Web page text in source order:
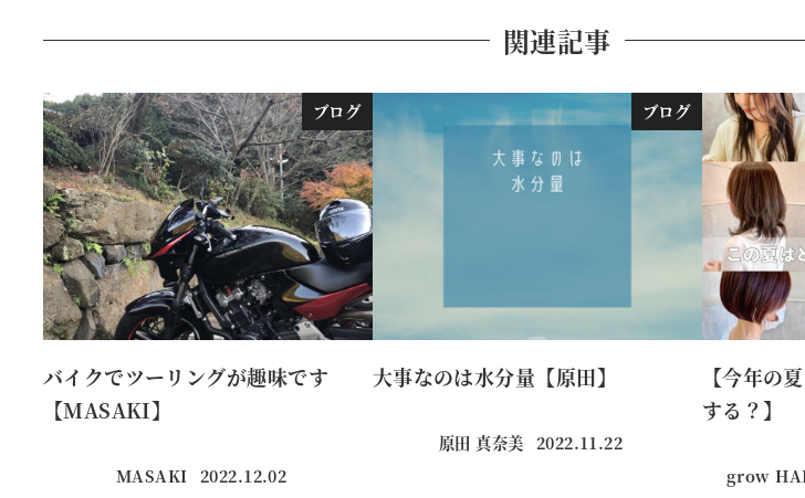
関連記事
ブログ
バイクでツーリングが趣味です
【MASAKI】
MASAKI 投稿日
2022.12.02
ブログ
大事なのは水分量【原田】
原田 真奈美 投稿日
2022.11.22
【今年の
する？】
grow